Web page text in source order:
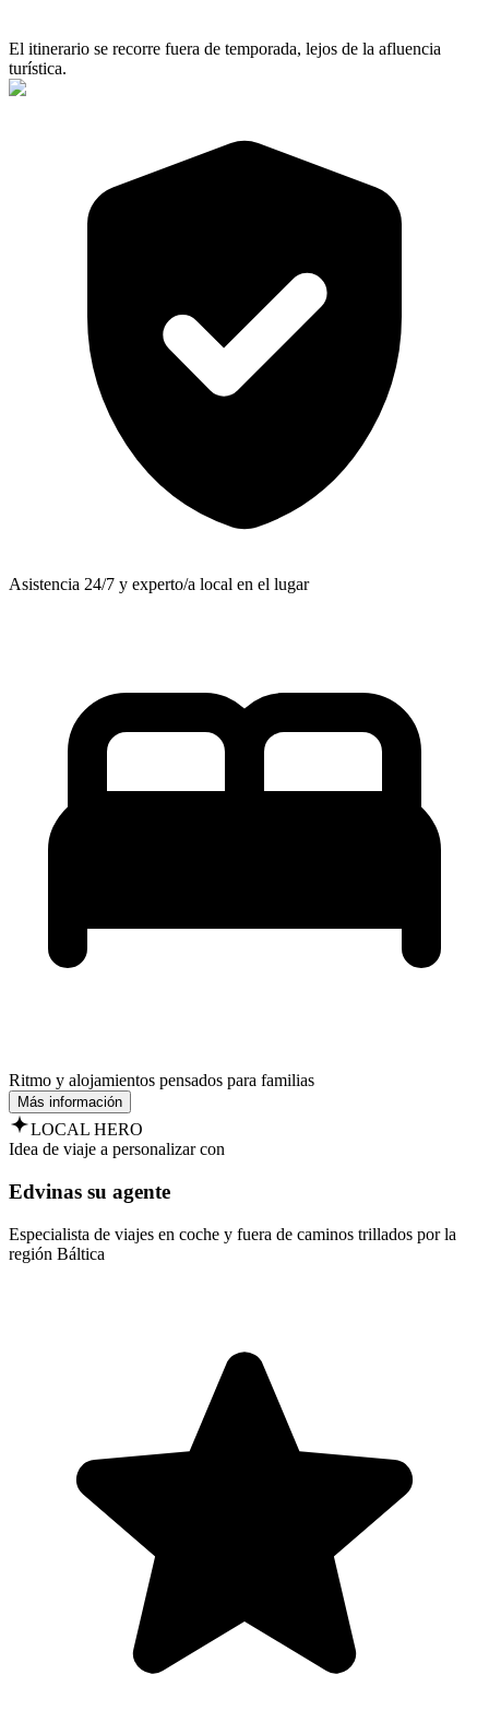
El itinerario se recorre fuera de temporada, lejos de la afluencia
turística.
Asistencia 24/7 y experto/a local en el lugar
Ritmo y alojamientos pensados para familias
Más información
LOCAL HERO
Idea de viaje a personalizar con
Edvinas su agente
Especialista de viajes en coche y fuera de caminos trillados por la
región Báltica